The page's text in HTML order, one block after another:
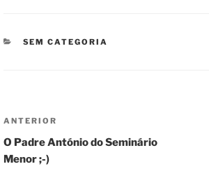
CATEGORIAS
SEM CATEGORIA
Navegação
de
artigos
Conteúdo
anterior
ANTERIOR
O Padre António do Seminário
Menor ;-)